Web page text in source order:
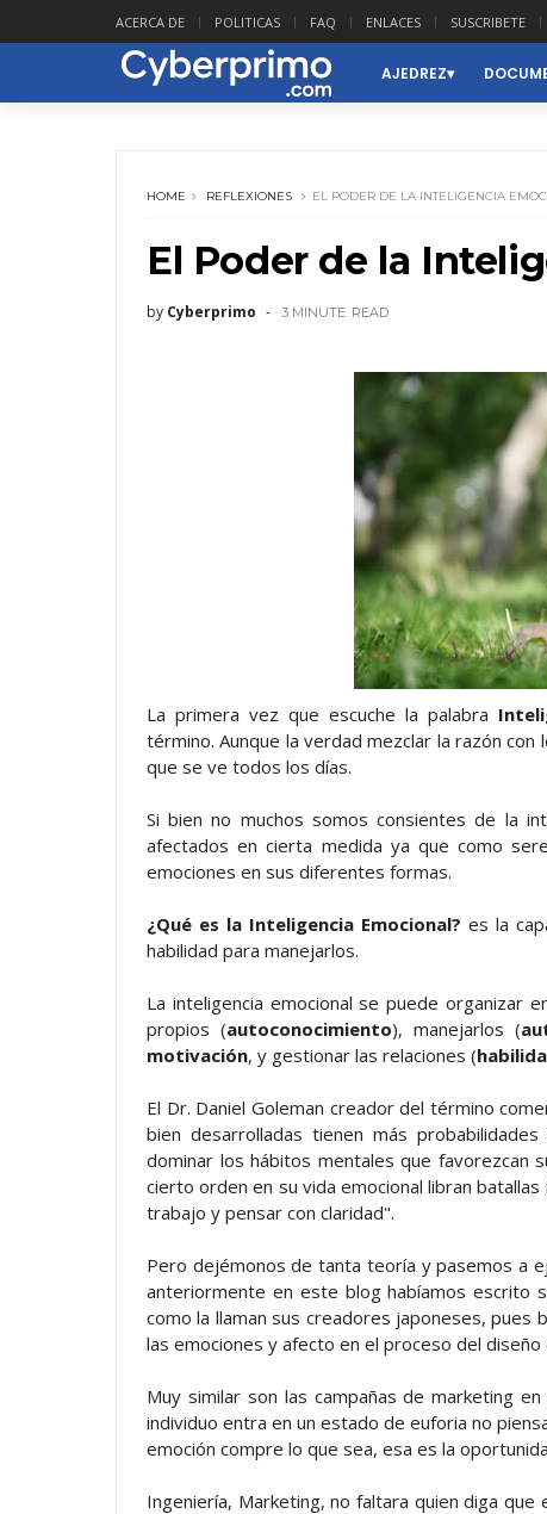
ACERCA DE POLITICAS FAQ ENLACES SUSCRIBETE
AJEDREZ
HOME REFLEXIONES EL PODER DE LA INTELIGENCIA
El Poder de la
by Cyberprimo 3 MINUTE READ
La primera vez que escuche la palabra
término. Aunque la verdad mezclar la razón
que se ve todos los días.
Si bien no muchos somos consientes de la
afectados en cierta medida ya que como
emociones en sus diferentes formas.
¿Qué es la Inteligencia Emocional? es la
habilidad para manejarlos.
La inteligencia emocional se puede organizar
propios (autoconocimiento), manejarlos (
motivación, y gestionar las relaciones (
El Dr. Daniel Goleman creador del término
bien desarrolladas tienen más
dominar los hábitos mentales que favorezcan
cierto orden en su vida emocional libran
trabajo y pensar con claridad".
Pero dejémonos de tanta teoría y pasemos a
anteriormente en este blog habíamos escrito
como la llaman sus creadores japoneses,
las emociones y afecto en el proceso del diseño
Muy similar son las campañas de marketing
individuo entra en un estado de euforia no
emoción compre lo que sea, esa es la
Ingeniería, Marketing, no faltara quien diga